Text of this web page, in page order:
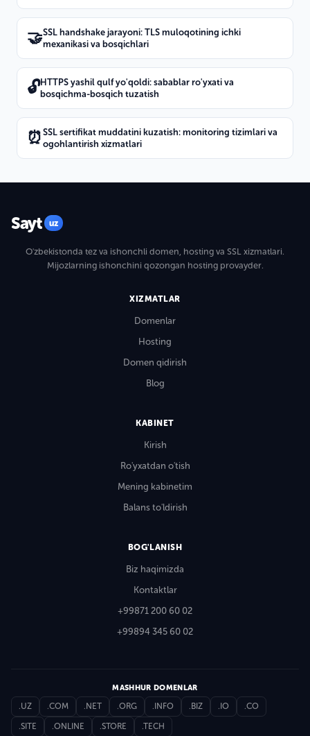
🤝SSL handshake jarayoni: TLS muloqotining ichki
mexanikasi va bosqichlari
🔓HTTPS yashil qulf yo'qoldi: sabablar ro'yxati va
bosqichma-bosqich tuzatish
⏰ SSL sertifikat muddatini kuzatish: monitoring tizimlari va
ogohlantirish xizmatlari
Sayt uz
O'zbekistonda tez va ishonchli domen, hosting va SSL xizmatlari.
Mijozlarning ishonchini qozongan hosting provayder.
XIZMATLAR
Domenlar
Hosting
Domen qidirish
Blog
KABINET
Kirish
Ro'yxatdan o'tish
Mening kabinetim
Balans to'ldirish
BOG'LANISH
Biz haqimizda
Kontaktlar
+99871 200 60 02
+99894 345 60 02
MASHHUR DOMENLAR
.UZ .COM .NET .ORG .INFO .BIZ .IO .CO
.SITE .ONLINE .STORE .TECH